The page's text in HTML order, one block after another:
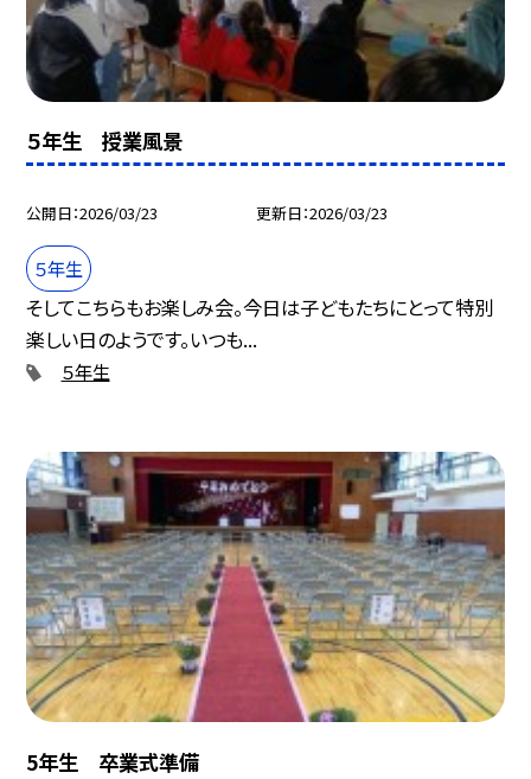
５年生 授業風景
公開日 2026/03/23 更新日 2026/03/23
５年生
そしてこちらもお楽しみ会。今日は子どもたちにとって特別
楽しい日のようです。いつも...
５年生
5年生 卒業式準備